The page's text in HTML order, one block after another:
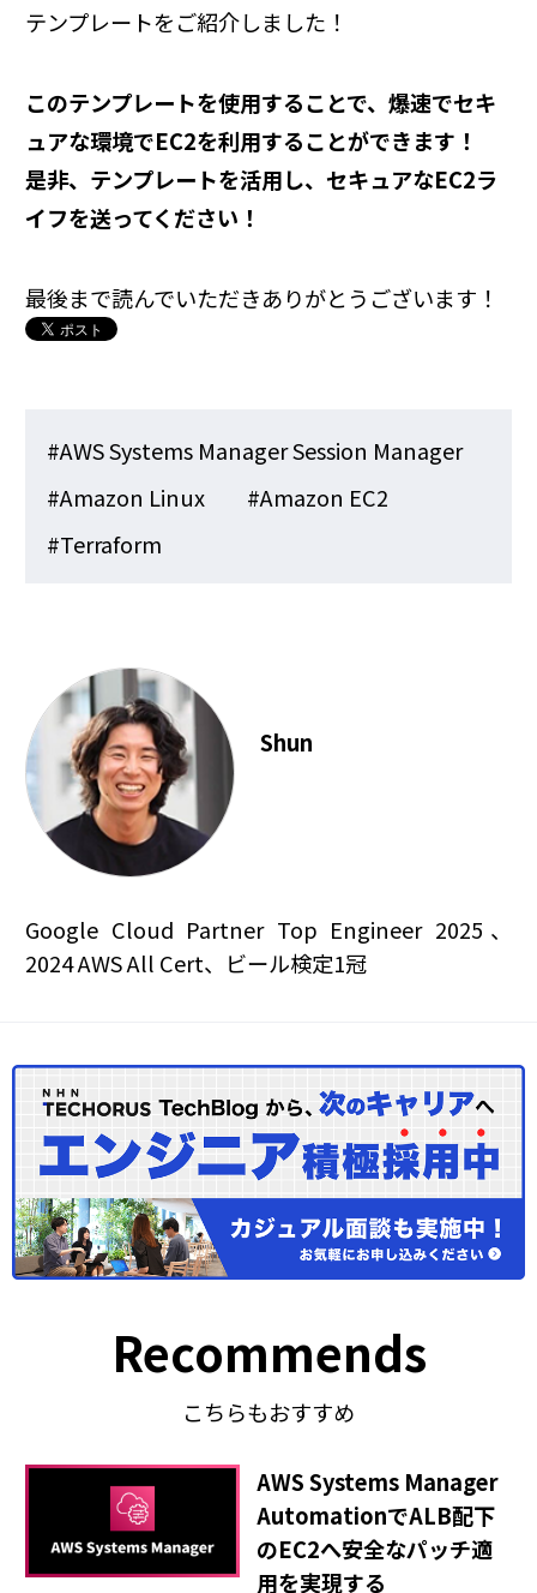
テンプレートをご紹介しました！
このテンプレートを使用することで、爆速でセキ
ュアな環境でEC2を利用することができます！
是非、テンプレートを活用し、セキュアなEC2ラ
イフを送ってください！
最後まで読んでいただきありがとうございます！
#AWS Systems Manager Session Manager
#Amazon Linux
#Amazon EC2
#Terraform
Shun
Google Cloud Partner Top Engineer 2025、
2024 AWS All Cert、ビール検定1冠
Recommends
こちらもおすすめ
AWS Systems Manager
AutomationでALB配下
のEC2へ安全なパッチ適
用を実現する